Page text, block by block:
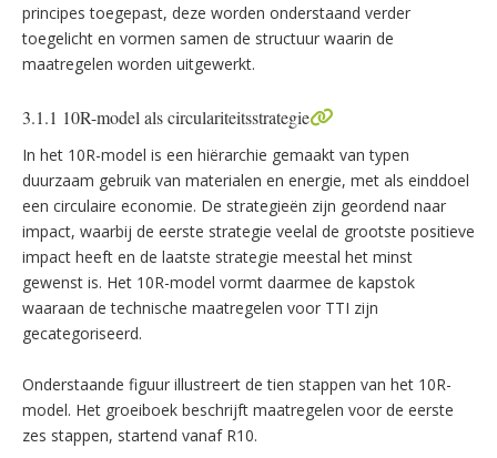
principes toegepast, deze worden onderstaand verder
toegelicht en vormen samen de structuur waarin de
maatregelen worden uitgewerkt.
3.1.1 10R-model als circulariteitsstrategie
In het 10R-model is een hiërarchie gemaakt van typen
duurzaam gebruik van materialen en energie, met als einddoel
een circulaire economie. De strategieën zijn geordend naar
impact, waarbij de eerste strategie veelal de grootste positieve
impact heeft en de laatste strategie meestal het minst
gewenst is. Het 10R-model vormt daarmee de kapstok
waaraan de technische maatregelen voor TTI zijn
gecategoriseerd.
Onderstaande figuur illustreert de tien stappen van het 10R-
model. Het groeiboek beschrijft maatregelen voor de eerste
zes stappen, startend vanaf R10.